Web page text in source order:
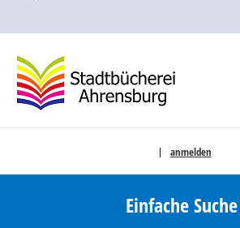
anmelden
Einfache Suche